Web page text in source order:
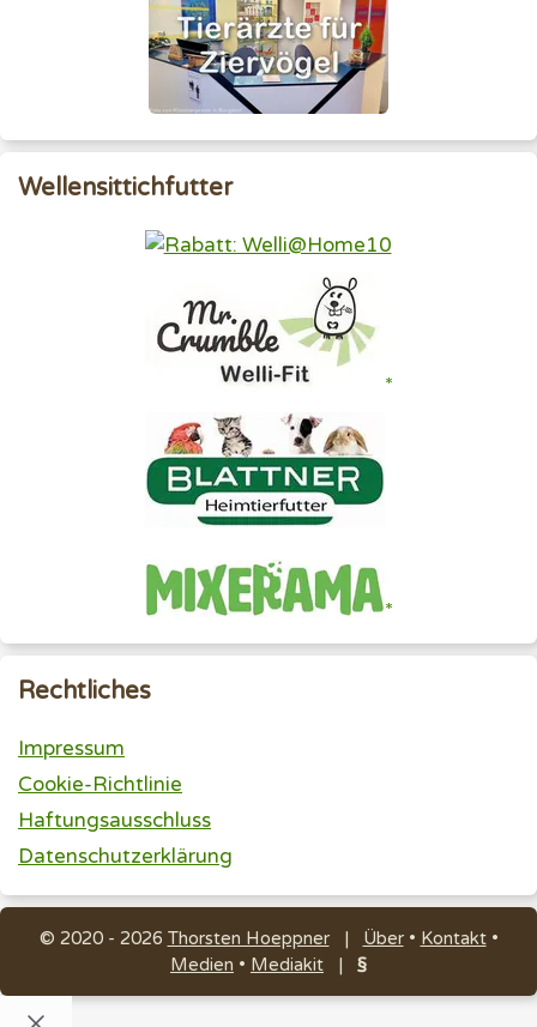
Wellensittichfutter
Rechtliches
Impressum
Cookie-Richtlinie
Haftungsausschluss
Datenschutzerklärung
© 2020 - 2026 Thorsten Hoeppner| Über• Kontakt•
Medien • Mediakit | §